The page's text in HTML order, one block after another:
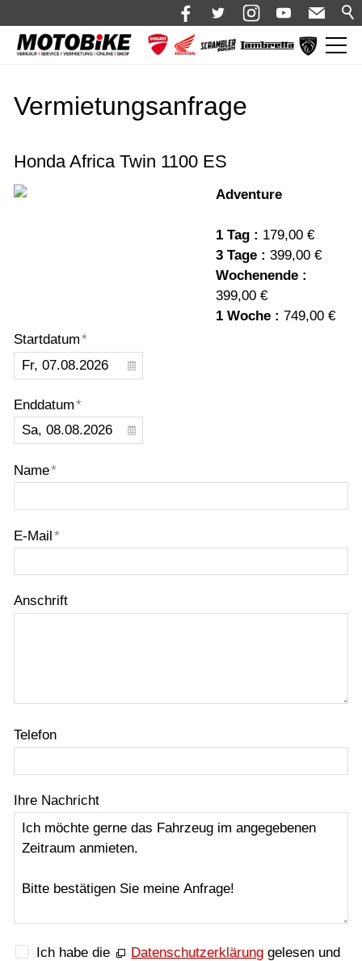
Shop 🛒
Karriere bei Motobike.de
Probefahrt vereinbaren
Inhaltsverzeichnis
Impressum
Datenschutz
Über uns
Vermietungsanfrage
Honda Africa Twin 1100 ES
Adventure
1 Tag : 179,00 €
3 Tage : 399,00 €
Wochenende :
399,00 €
1 Woche : 749,00 €
Startdatum*
Enddatum*
Name*
E-Mail*
Anschrift
Telefon
Ihre Nachricht
Ich habe die Datenschutzerklärung gelesen und